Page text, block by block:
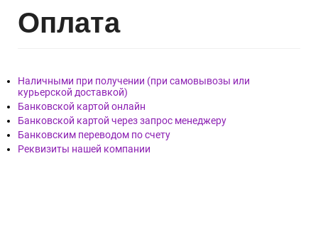
Оплата
Наличными при получении (при самовывозы или
курьерской доставкой)
Банковской картой онлайн
Банковской картой через запрос менеджеру
Банковским переводом по счету
Реквизиты нашей компании